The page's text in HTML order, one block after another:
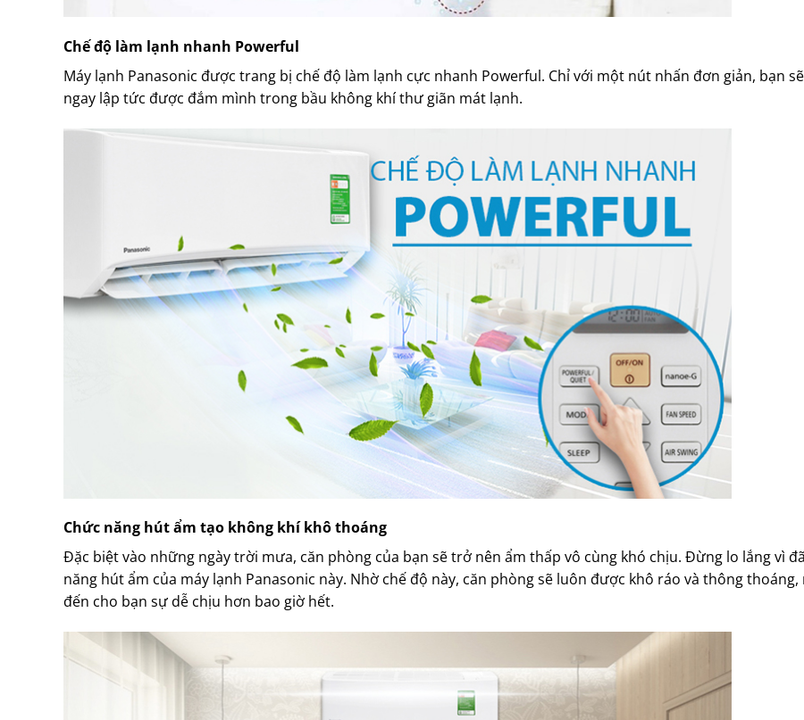
Chế độ làm lạnh nhanh Powerful
Máy lạnh Panasonic được trang bị chế độ làm lạnh cực nhanh Powerful. Chỉ với một nút nhấn đơn giản, bạn
ngay lập tức được đắm mình trong bầu không khí thư giãn mát lạnh.
Chức năng hút ẩm tạo không khí khô thoáng
Đặc biệt vào những ngày trời mưa, căn phòng của bạn sẽ trở nên ẩm thấp vô cùng khó chịu. Đừng lo lắng vì
năng hút ẩm của máy lạnh Panasonic này. Nhờ chế độ này, căn phòng sẽ luôn được khô ráo và thông thoáng,
đến cho bạn sự dễ chịu hơn bao giờ hết.